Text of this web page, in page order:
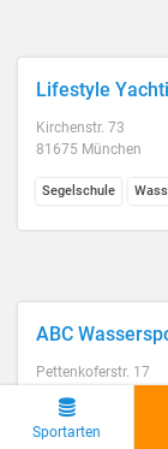
Lifestyle
Kirchenstr. 73
81675 München
Segelschule
ABC
Pettenkoferstr. 17
80336 München
Segelschule
Sportarten